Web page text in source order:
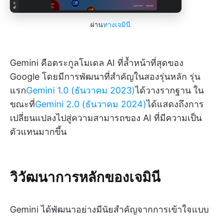
ผ่านทางเจมินี
Gemini คือตระกูลโมเดล AI ที่ล้ำหน้าที่สุดของ
Google โดยมีการพัฒนาที่สำคัญในสองรุ่นหลัก รุ่น
แรกGemini 1.0 (ธันวาคม 2023)ได้วางรากฐาน ใน
ขณะที่Gemini 2.0 (ธันวาคม 2024)ได้แสดงถึงการ
เปลี่ยนแปลงไปสู่ความสามารถของ AI ที่มีความเป็น
ตัวแทนมากขึ้น
วิวัฒนาการหลักของเจมินี
Gemini ได้พัฒนาอย่างมีนัยสำคัญจากการเข้าใจแบบ